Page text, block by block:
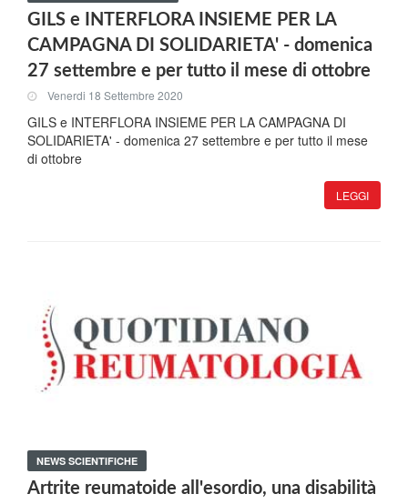
GILS e INTERFLORA INSIEME PER LA
CAMPAGNA DI SOLIDARIETA' - domenica
27 settembre e per tutto il mese di ottobre
Venerdi 18 Settembre 2020
GILS e INTERFLORA INSIEME PER LA CAMPAGNA DI
SOLIDARIETA' - domenica 27 settembre e per tutto il mese
di ottobre
LEGGI
NEWS SCIENTIFICHE
Artrite reumatoide all'esordio, una disabilità